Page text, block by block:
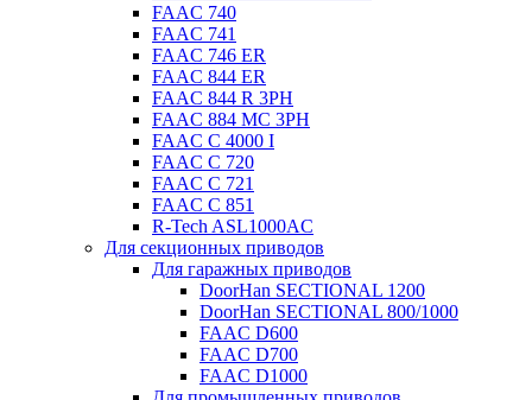
FAAC 740
FAAC 741
FAAC 746 ER
FAAC 844 ER
FAAC 844 R 3PH
FAAC 884 MC 3PH
FAAC C 4000 I
FAAC C 720
FAAC C 721
FAAC C 851
R-Tech ASL1000AC
Для секционных приводов
Для гаражных приводов
DoorHan SECTIONAL 1200
DoorHan SECTIONAL 800/1000
FAAC D600
FAAC D700
FAAC D1000